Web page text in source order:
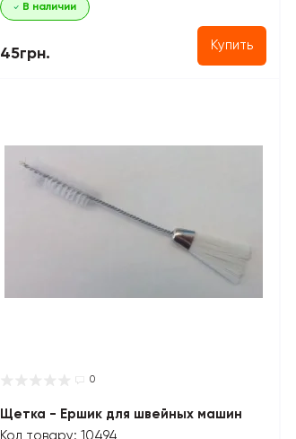
В наличии
45грн.
Купить
0
Щетка - Ершик для швейных машин
Код товару: 10494